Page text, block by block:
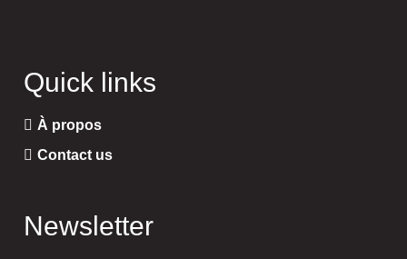
Quick links
À propos
Contact us
Newsletter